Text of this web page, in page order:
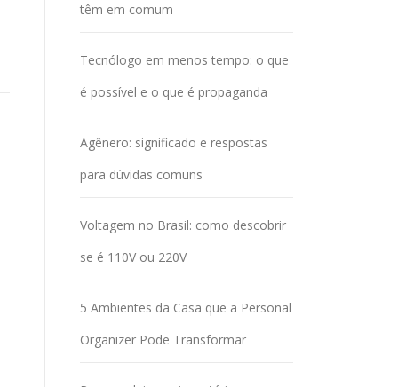
têm em comum
Tecnólogo em menos tempo: o que
é possível e o que é propaganda
Agênero: significado e respostas
para dúvidas comuns
Voltagem no Brasil: como descobrir
se é 110V ou 220V
5 Ambientes da Casa que a Personal
Organizer Pode Transformar